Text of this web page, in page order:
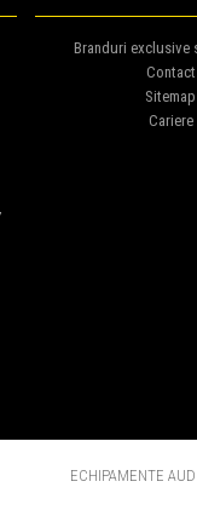
Branduri exclusive
Contact
Sitemap
Cariere
ECHIPAMENTE